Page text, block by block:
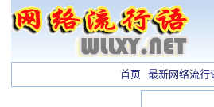
首页 最新网络流行